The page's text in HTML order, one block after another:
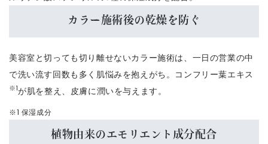
カラー施術後の乾燥を防ぐ
美容室と切っても切り離せないカラー施術は、一日の営業の中
で洗い流す回数も多く肌悩みを抱えがち。コンフリー葉エキス
※1が肌を整え、皮膚に潤いを与えます。
※1 保湿成分
植物由来のエモリエント成分配合